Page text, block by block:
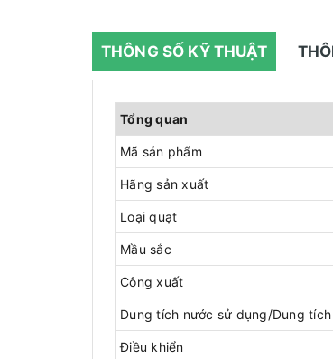
THÔNG SỐ KỸ THUẬT
Tổng quan
Mã sản phẩm
Hãng sản xuất
Loại quạt
Mầu sắc
Công xuất
Dung tích nước sử dụng/Dung
Điều khiển